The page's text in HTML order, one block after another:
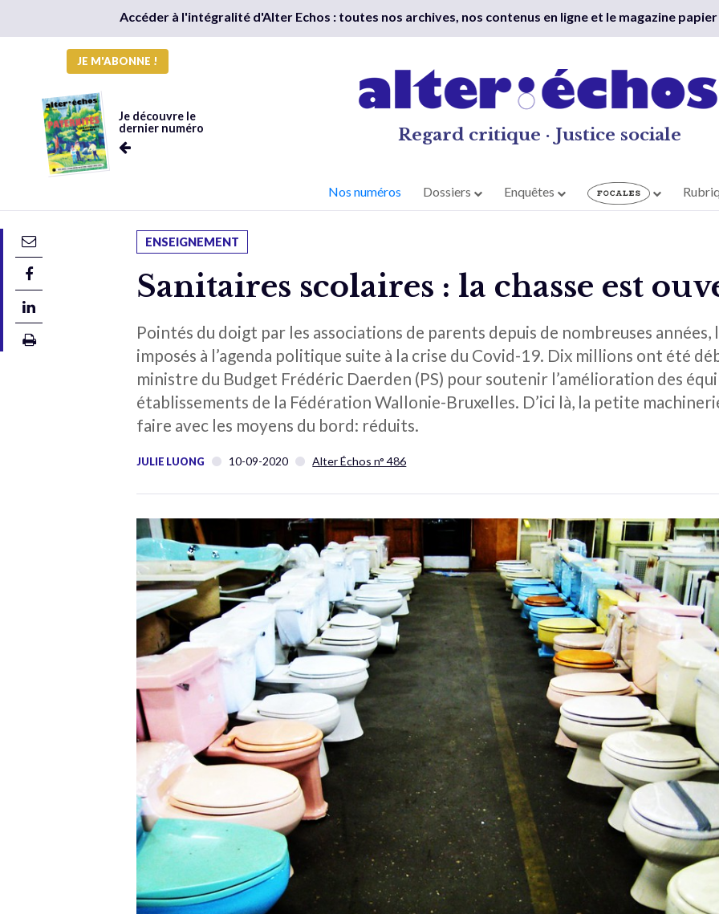
Accéder à l'intégralité d'Alter Echos : toutes nos archives, nos contenus en ligne et le magazine
JE M'ABONNE !
Je découvre le
dernier numéro
Regard critique · Justice sociale
Nos numéros Dossiers Enquêtes
ENSEIGNEMENT
Sanitaires scolaires : la chasse est
Pointés du doigt par les associations de parents depuis de nombreuses
imposés à l’agenda politique suite à la crise du Covid-19. Dix millions ont été
ministre du Budget Frédéric Daerden (PS) pour soutenir l’amélioration des
établissements de la Fédération Wallonie-Bruxelles. D’ici là, la petite
faire avec les moyens du bord: réduits.
JULIE LUONG 10-09-2020 Alter Échos n° 486